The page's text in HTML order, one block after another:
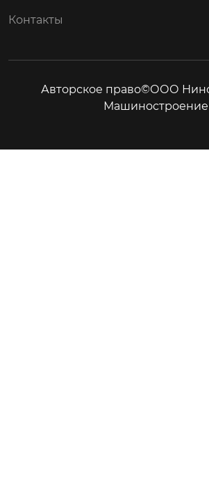
Контакты
Авторское право©ООО
Машиностроение